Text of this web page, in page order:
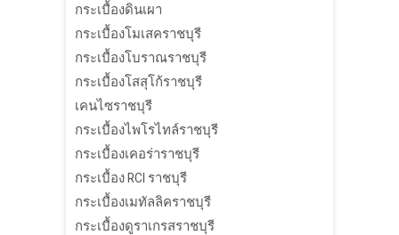
กระเบื้องดินเผา
กระเบื้องโมเสคราชบุรี
กระเบื้องโบราณราชบุรี
กระเบื้องโสสุโก้ราชบุรี
เคนไซราชบุรี
กระเบื้องไพโรไทล์ราชบุรี
กระเบื้องเคอร่าราชบุรี
กระเบื้อง RCI ราชบุรี
กระเบื้องเมทัลลิคราชบุรี
กระเบื้องดูราเกรสราชบุรี